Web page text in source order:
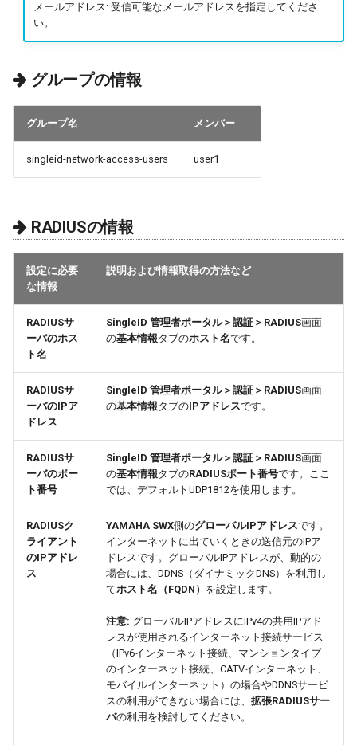
メールアドレス: 受信可能なメールアドレスを指定してくださ
い。
グループの情報
グループ名 メンバー
singleid-network-access-users user1
RADIUSの情報
設定に必要
な情報
説明および情報取得の方法など
RADIUSサ
ーバのホス
ト名
SingleID 管理者ポータル＞認証＞RADIUS画面
の基本情報タブのホスト名です。
RADIUSサ
ーバのIPア
ドレス
SingleID 管理者ポータル＞認証＞RADIUS画面
の基本情報タブのIPアドレスです。
RADIUSサ
ーバのポー
ト番号
SingleID 管理者ポータル＞認証＞RADIUS画面
の基本情報タブのRADIUSポート番号です。ここ
では、デフォルトUDP1812を使用します。
RADIUSク
ライアント
のIPアドレ
ス
YAMAHA SWX側のグローバルIPアドレスです。
インターネットに出ていくときの送信元のIPア
ドレスです。グローバルIPアドレスが、動的の
場合には、DDNS（ダイナミックDNS）を利用し
てホスト名（FQDN） を設定します。
注意: グローバルIPアドレスにIPv4の共用IPアド
レスが使用されるインターネット接続サービス
（IPv6インターネット接続、マンションタイプ
のインターネット接続、CATVインターネット、
モバイルインターネット）の場合やDDNSサービ
スの利用ができない場合には、 拡張RADIUSサー
バの利用を検討してください。